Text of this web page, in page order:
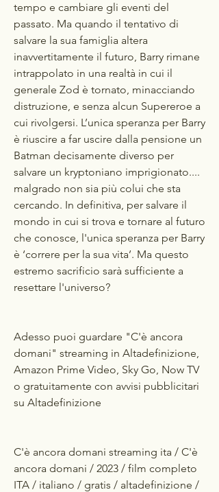
tempo e cambiare gli eventi del
passato. Ma quando il tentativo di
salvare la sua famiglia altera
inavvertitamente il futuro, Barry rimane
intrappolato in una realtà in cui il
generale Zod è tornato, minacciando
distruzione, e senza alcun Supereroe a
cui rivolgersi. L’unica speranza per Barry
è riuscire a far uscire dalla pensione un
Batman decisamente diverso per
salvare un kryptoniano imprigionato....
malgrado non sia più colui che sta
cercando. In definitiva, per salvare il
mondo in cui si trova e tornare al futuro
che conosce, l'unica speranza per Barry
è ‘correre per la sua vita’. Ma questo
estremo sacrificio sarà sufficiente a
resettare l'universo?
Adesso puoi guardare "C'è ancora
domani" streaming in Altadefinizione,
Amazon Prime Video, Sky Go, Now TV
o gratuitamente con avvisi pubblicitari
su Altadefinizione
C'è ancora domani streaming ita / C'è
ancora domani / 2023 / film completo
ITA / italiano / gratis / altadefinizione /